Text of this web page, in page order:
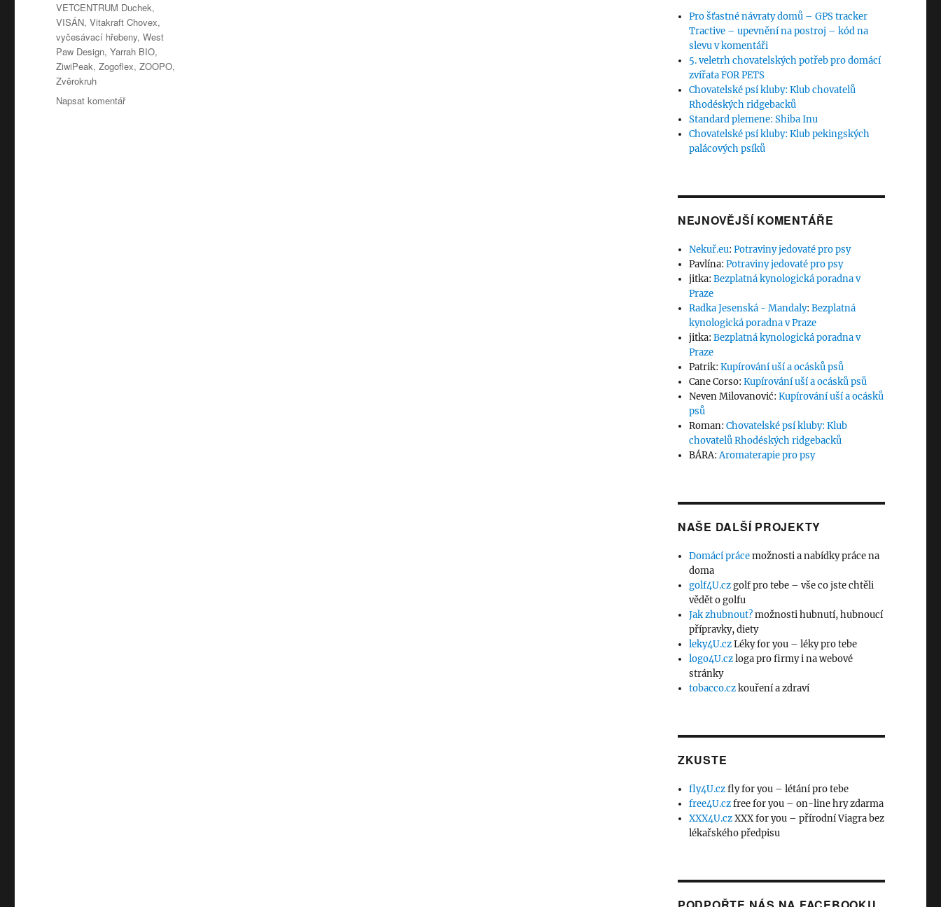
VETCENTRUM Duchek,
VISÁN,Vitakraft Chovex,
vyčesávací hřebeny,West
Paw Design,Yarrah BIO,
ZiwiPeak,Zogoflex,ZOOPO,
Zvěrokruh
Napsat komentářpro
Pro šťastné návraty domů – GPS tracker
Tractive – upevnění na postroj – kód na
slevu v komentáři
5. veletrh chovatelských potřeb pro domácí
zvířata FOR PETS
Chovatelské psí kluby: Klub chovatelů
Rhodéských ridgebacků
Standard plemene: Shiba Inu
Chovatelské psí kluby: Klub pekingských
palácových psíků
NEJNOVĚJŠÍ KOMENTÁŘE
Nekuř.eu:Potraviny jedovaté pro psy
Pavlína:Potraviny jedovaté pro psy
jitka:Bezplatná kynologická poradna v
Praze
Radka Jesenská - Mandaly:Bezplatná
kynologická poradna v Praze
jitka:Bezplatná kynologická poradna v
Praze
Patrik:Kupírování uší a ocásků psů
Cane Corso:Kupírování uší a ocásků psů
Neven Milovanović:Kupírování uší a ocásků
psů
Roman:Chovatelské psí kluby: Klub
chovatelů Rhodéských ridgebacků
BÁRA:Aromaterapie pro psy
NAŠE DALŠÍ PROJEKTY
Domácí prácemožnosti a nabídky práce na
doma
golf4U.czgolf pro tebe – vše co jste chtěli
vědět o golfu
Jak zhubnout?možnosti hubnutí, hubnoucí
přípravky, diety
leky4U.czLéky for you – léky pro tebe
logo4U.czloga pro firmy i na webové
stránky
tobacco.czkouření a zdraví
ZKUSTE
fly4U.czfly for you – létání pro tebe
free4U.czfree for you – on-line hry zdarma
XXX4U.czXXX for you – přírodní Viagra bez
lékařského předpisu